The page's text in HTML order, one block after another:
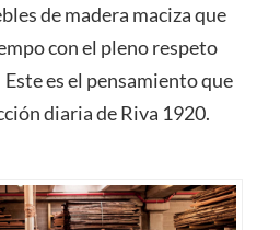
de madera maciza que
con el pleno respeto
es el pensamiento que
diaria de Riva 1920.